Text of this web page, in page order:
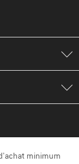
minimum